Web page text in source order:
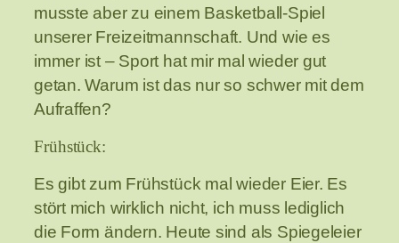
musste aber zu einem Basketball-Spiel
unserer Freizeitmannschaft. Und wie es
immer ist – Sport hat mir mal wieder gut
getan. Warum ist das nur so schwer mit dem
Aufraffen?
Frühstück:
Es gibt zum Frühstück mal wieder Eier. Es
stört mich wirklich nicht, ich muss lediglich
die Form ändern. Heute sind als Spiegeleier